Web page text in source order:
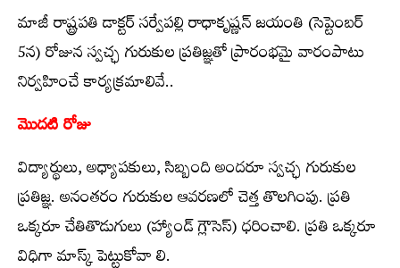
మాజీ రాష్ట్రపతి డాక్టర్‌ సర్వేపల్లి రాధాకృష్ణన్‌ జయంతి (సెప్టెంబర్‌
5న) రోజున స్వచ్ఛ గురుకుల ప్రతిజ్ఞతో ప్రారంభమై వారంపాటు
నిర్వహించే కార్యక్రమాలివే..
మొదటి రోజు
విద్యార్థులు, అధ్యాపకులు, సిబ్బంది అందరూ స్వచ్ఛ గురుకుల
ప్రతిజ్ఞ. అనంతరం గురుకుల ఆవరణలో చెత్త తొలగింపు. ప్రతి
ఒక్కరూ చేతితొడుగులు (హ్యాండ్‌ గ్లౌసెస్) ధరించాలి. ప్రతి ఒక్కరూ
విధిగా మాస్క్ పెట్టుకోవా లి.